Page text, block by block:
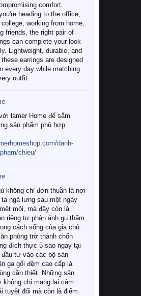
comfort.
heading to the office,
working from home,
friends, the right pair of
can complete your look
Lightweight, durable, and
earrings are designed
every day while matching
outfit.
lamer Home để sắm
sản phẩm phù hợp
danh-
chieu/
không chỉ đơn thuần là nơi
ta ngả lưng sau một ngày
mỏi, mà đây còn là
riêng tư phản ánh gu thẩm
cách sống của gia chủ.
phòng trở thành chốn
đích thực 5 sao ngay tại
tư vào các bộ sản
ga gối đệm cao cấp là
cần thiết. Những sản
không chỉ mang lại cảm
tuyệt đối mà còn là điểm